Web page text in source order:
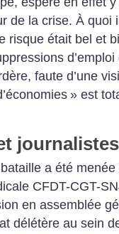
de la crise. À quoi
risque était bel et
faute d’une
» est
a été
CFDT-CGT-
en assemblée
délétère au sein